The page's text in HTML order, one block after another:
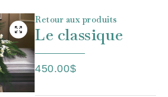
Retour aux produits
Le classique
450.00$